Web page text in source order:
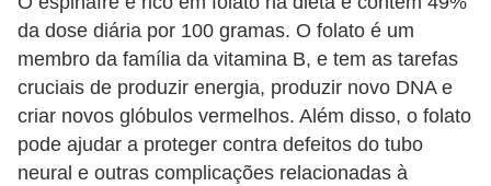
da dose diária por 100 gramas. O folato é um
membro da família da vitamina B, e tem as tarefas
cruciais de produzir energia, produzir novo DNA e
criar novos glóbulos vermelhos. Além disso, o folato
pode ajudar a proteger contra defeitos do tubo
neural e outras complicações relacionadas à